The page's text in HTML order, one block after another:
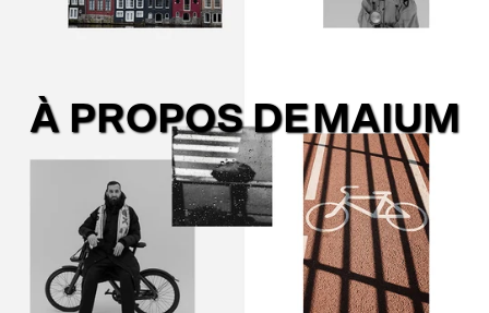
À PROPOS DE MAIUM